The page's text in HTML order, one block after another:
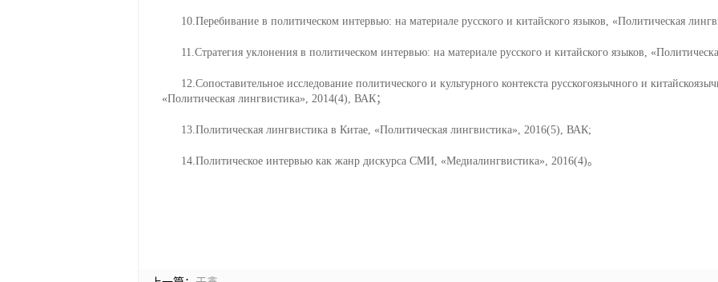
10.Перебивание в политическом интервью: на материале русского и китайского языков, «Политическая
11.Стратегия уклонения в политическом интервью: на материале русского и китайского языков,
12.Сопоставительное исследование политического и культурного контекста русскогоязычного и
«Политическая лингвистика», 2014(4), ВАК；
13.Политическая лингвистика в Китае, «Политическая лингвистика», 2016(5), ВАК;
14.Политическое интервью как жанр дискурса СМИ, «Медиалингвистика», 2016(4)。